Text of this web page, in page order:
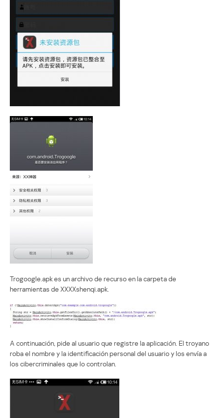
Trogoogle.apk es un archivo de recurso en la carpeta de
herramientas de XXXXshenqi.apk.
A continuación, pide al usuario que registre la aplicación. El troyano
roba el nombre y la identificación personal del usuario y los envía a
los cibercriminales que lo controlan.